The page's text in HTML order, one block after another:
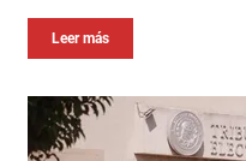
Leer más